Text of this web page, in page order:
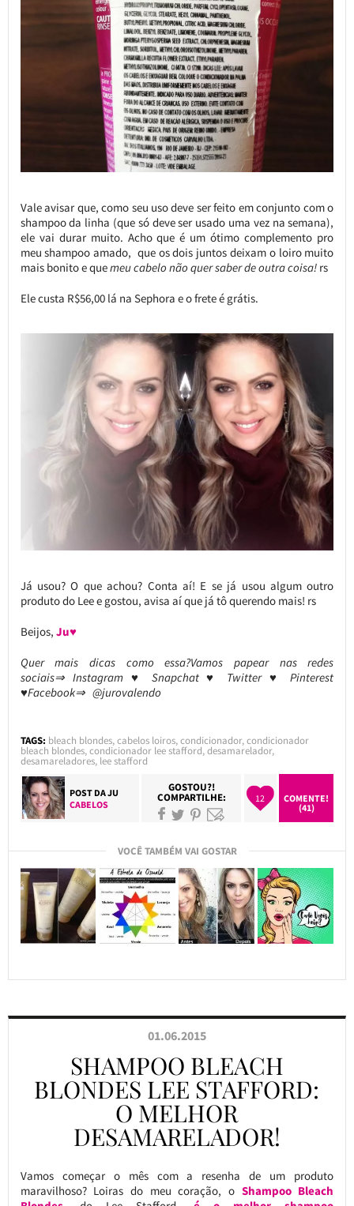
Vale avisar que, como seu uso deve ser feito em conjunto com o
shampoo da linha (que só deve ser usado uma vez na semana),
ele vai durar muito. Acho que é um ótimo complemento pro
meu shampoo amado, que os dois juntos deixam o loiro muito
mais bonito e quemeu cabelo não quer saber de outra coisa!rs
Ele custa R$56,00 lá na Sephora e o frete é grátis.
Já usou? O que achou? Conta aí! E se já usou algum outro
produto do Lee e gostou, avisa aí que já tô querendo mais! rs
Beijos, Ju♥
Quer mais dicas como essa?Vamos papear nas redes
sociais⇒ Instagram ♥ Snapchat ♥ Twitter ♥ Pinterest
♥Facebook⇒ @jurovalendo
TAGS: bleach blondes,cabelos loiros,condicionador,condicionador
bleach blondes,condicionador lee stafford,desamarelador,
desamareladores, lee stafford
POST DAJU
CABELOS
GOSTOU?!
COMPARTILHE: 12
COMENTE!
(41)
VOCÊ TAMBÉM VAI GOSTAR
01.06.2015
SHAMPOO BLEACH
BLONDES LEE STAFFORD:
O MELHOR
DESAMARELADOR!
Vamos começar o mês com a resenha de um produto
maravilhoso? Loiras do meu coração, o Shampoo Bleach